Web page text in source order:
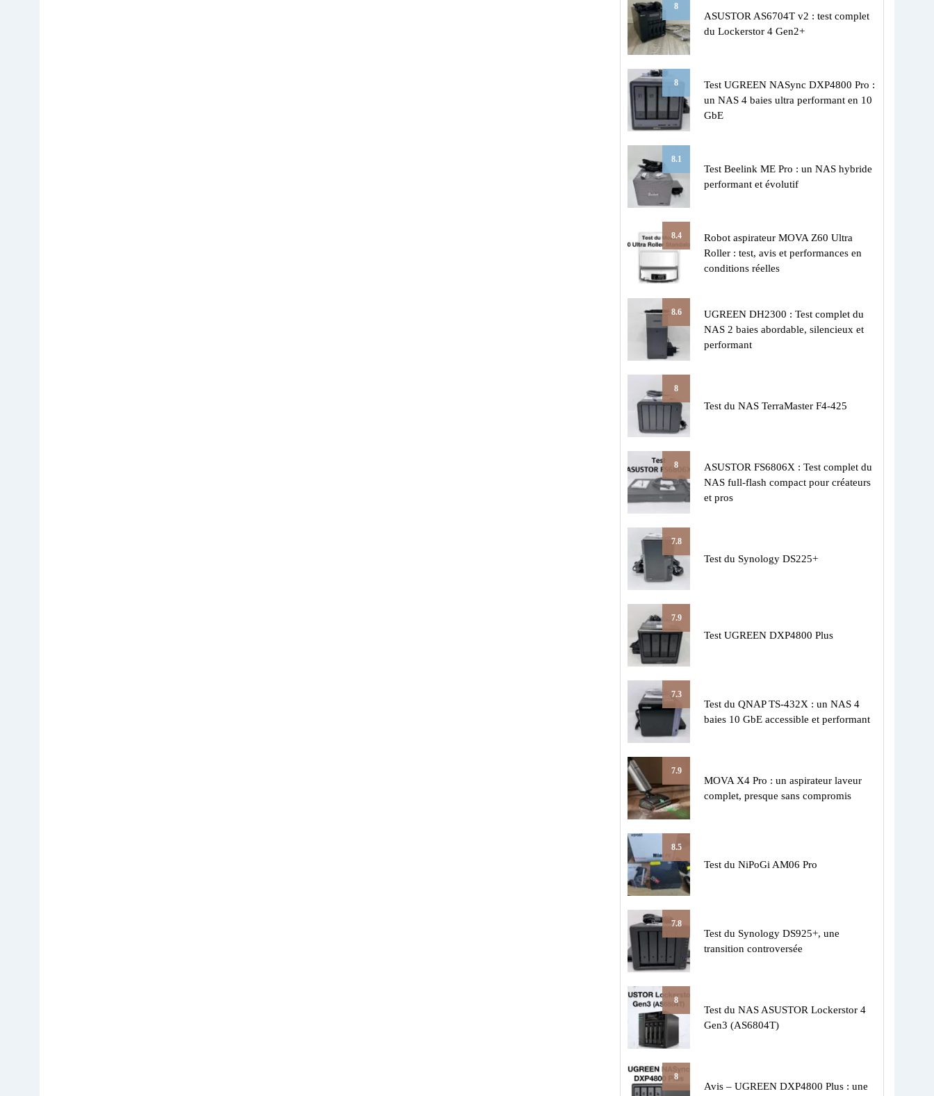
8
ASUSTOR AS6704T v2 : test complet
du Lockerstor 4 Gen2+
8
Test UGREEN NASync DXP4800 Pro :
un NAS 4 baies ultra performant en 10
GbE
8.1
Test Beelink ME Pro : un NAS hybride
performant et évolutif
8.4
Robot aspirateur MOVA Z60 Ultra
Roller : test, avis et performances en
conditions réelles
8.6
UGREEN DH2300 : Test complet du
NAS 2 baies abordable, silencieux et
performant
8
Test du NAS TerraMaster F4-425
8
ASUSTOR FS6806X : Test complet du
NAS full-flash compact pour créateurs
et pros
7.8
Test du Synology DS225+
7.9
Test UGREEN DXP4800 Plus
7.3
Test du QNAP TS-432X : un NAS 4
baies 10 GbE accessible et performant
7.9
MOVA X4 Pro : un aspirateur laveur
complet, presque sans compromis
8.5
Test du NiPoGi AM06 Pro
7.8
Test du Synology DS925+, une
transition controversée
8
Test du NAS ASUSTOR Lockerstor 4
Gen3 (AS6804T)
8
Avis – UGREEN DXP4800 Plus : une